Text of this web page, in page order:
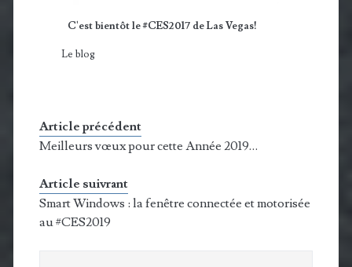
C'est bientôt le #CES2017 de Las Vegas!
Le blog
Article précédent
Meilleurs vœux pour cette Année 2019…
Article suivrant
Smart Windows : la fenêtre connectée et motorisée
au #CES2019